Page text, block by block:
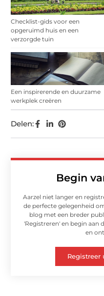
Checklist-gids voor een
opgeruimd huis en een
verzorgde tuin
Een inspirerende en duurzame
werkplek creëren
Begin
Aarzel niet langer en
de perfecte gelegenheid
blog met een breder
'Registreren' en begin aan
en
Registreer
Delen: